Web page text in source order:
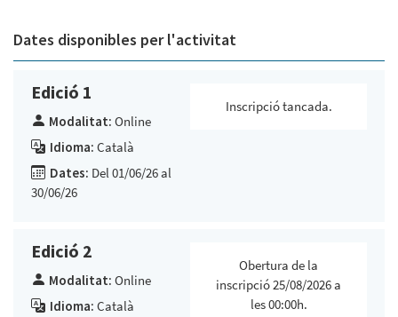
Dates disponibles per l'activitat
Edició 1
Modalitat: Online
Idioma: Català
Dates: Del 01/06/26 al
30/06/26
Inscripció tancada.
Edició 2
Modalitat: Online
Idioma: Català
Obertura de la
inscripció 25/08/2026 a
les 00:00h.